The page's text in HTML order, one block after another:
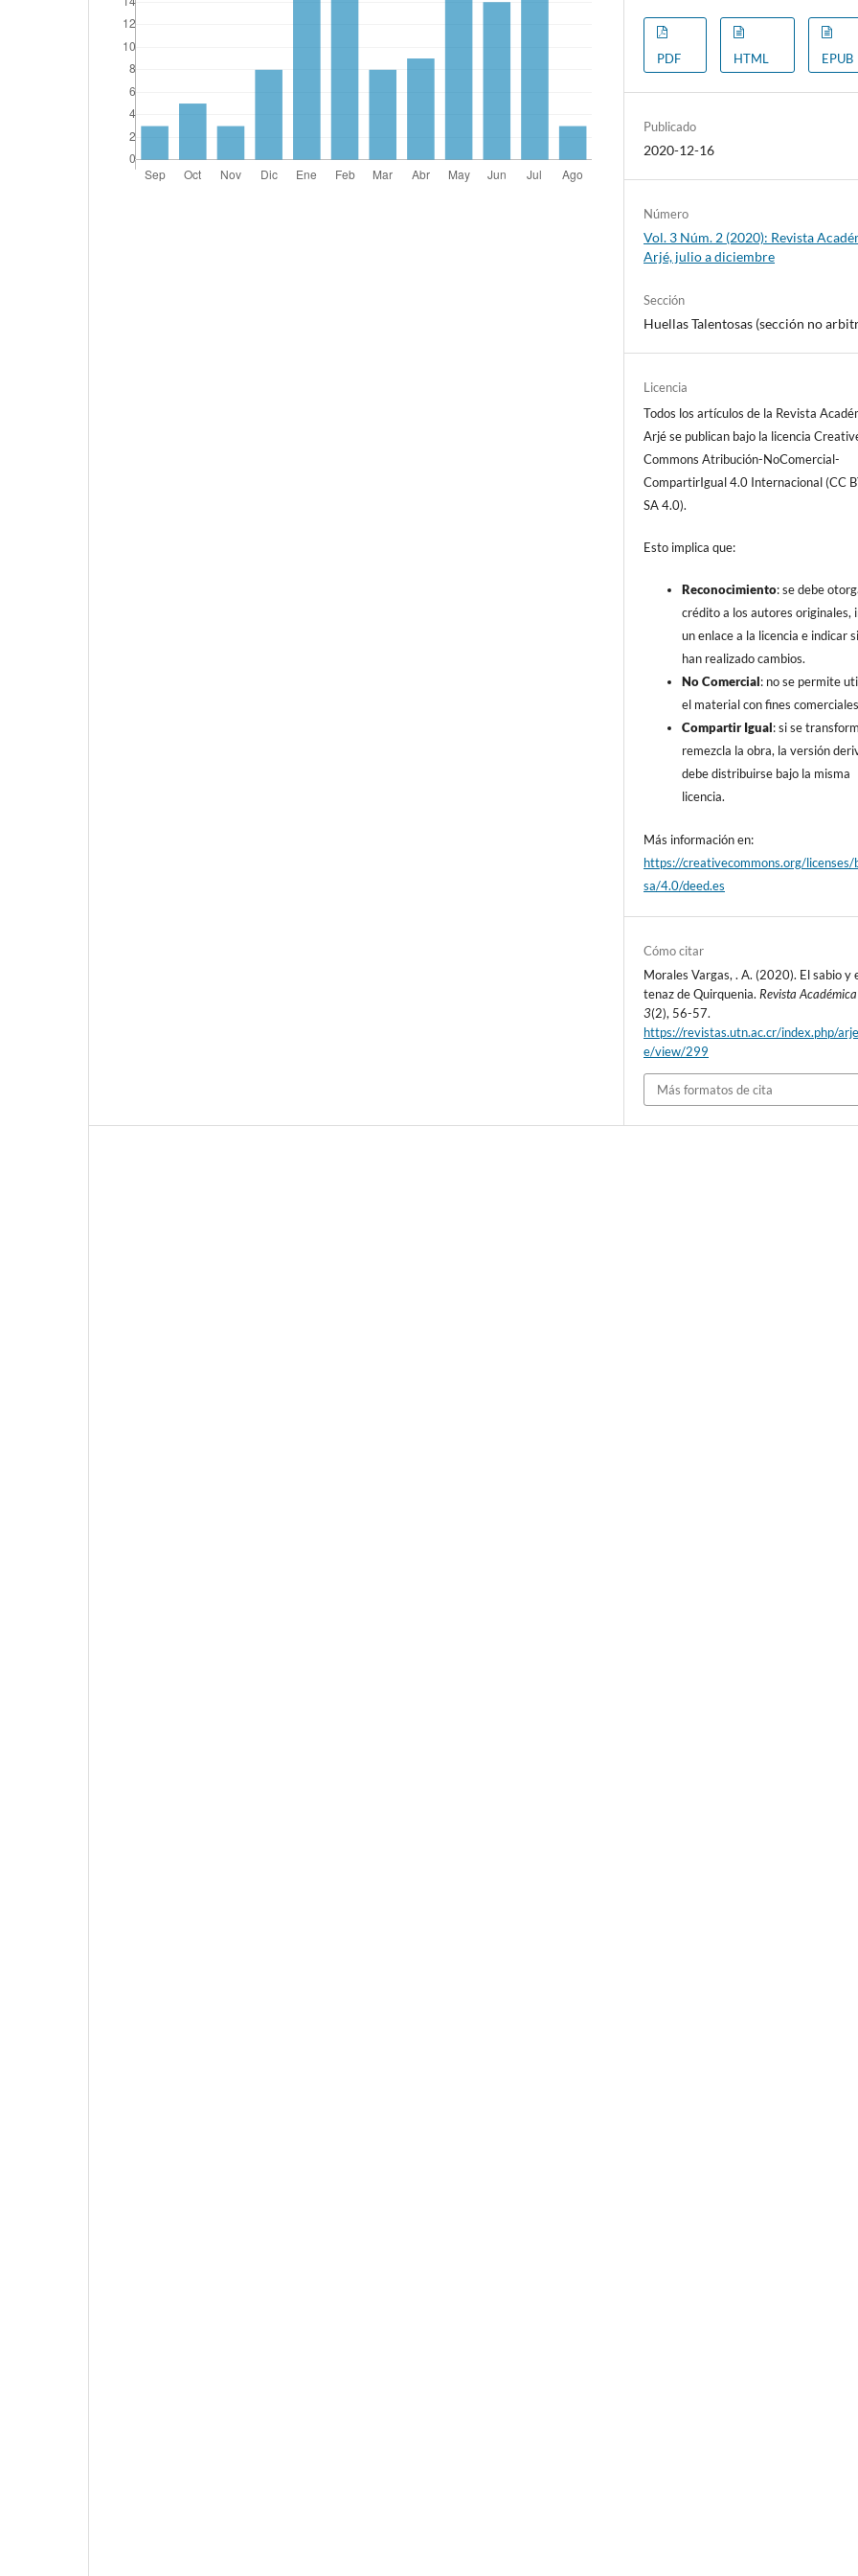
PDF HTML EPUB
Publicado
2020-12-16
Número
Vol. 3 Núm. 2 (2020): Revista
Arjé, julio a diciembre
Sección
Huellas Talentosas (sección no
Licencia
Todos los artículos de la Revista
Arjé se publican bajo la licencia
Commons Atribución-NoComercial-
CompartirIgual 4.0 Internacional (CC
SA 4.0).
Esto implica que:
Reconocimiento: se debe
crédito a los autores originales,
un enlace a la licencia e indicar
han realizado cambios.
No Comercial: no se permite
el material con fines
Compartir Igual: si se
remezcla la obra, la versión
debe distribuirse bajo la misma
licencia.
Más información en:
https://creativecommons.org/licenses/
sa/4.0/deed.es
Cómo citar
Morales Vargas, . A. (2020). El sabio y
tenaz de Quirquenia. Revista
3(2), 56-57.
https://revistas.utn.ac.cr/index.php/
e/view/299
Más formatos de cita